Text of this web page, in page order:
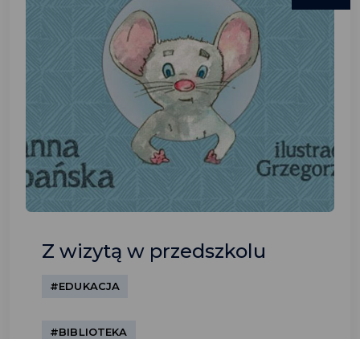
Z wizytą w przedszkolu
#EDUKACJA
#BIBLIOTEKA